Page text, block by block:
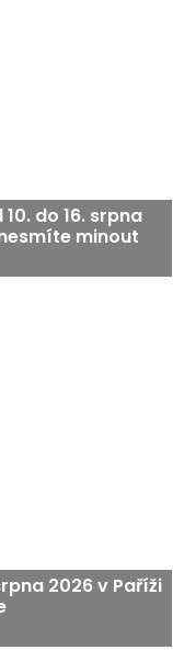
do 16. srpna
minout
2026 v Paříži